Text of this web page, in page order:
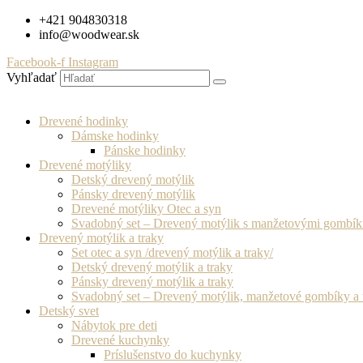
Preskočiť+421 904830318
info@woodwear.sk
Facebook-f Instagram
Vyhľadať
Drevené hodinky
Dámske hodinky
Pánske hodinky
Drevené motýliky
Detský drevený motýlik
Pánsky drevený motýlik
Drevené motýliky Otec a syn
Svadobný set – Drevený motýlik s manžetovými
Drevený motýlik a traky
Set otec a syn /drevený motýlik a traky/
Detský drevený motýlik a traky
Pánsky drevený motýlik a traky
Svadobný set – Drevený motýlik, manžetové gombíky a
Detský svet
Nábytok pre deti
Drevené kuchynky
Príslušenstvo do kuchynky